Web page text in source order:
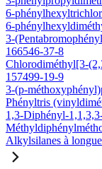
6-
6-
3-
166546-37-8
Chlorodiméthyl[3-
157499-19-9
3-(p-
Phényltris
1,3-Diphényl-
Alkylsilanes à